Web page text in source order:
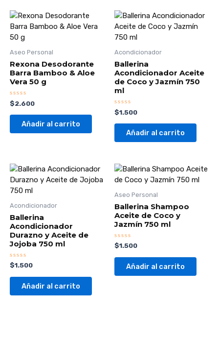
Aseo Personal
Rexona Desodorante
Barra Bamboo & Aloe
Vera 50 g
Valorado
con
0
$2.600
Añadir al carrito
Acondicionador
Ballerina
Acondicionador Aceite
de Coco y Jazmín 750
ml
Valorado
con
0
$1.500
Añadir al carrito
Acondicionador
Ballerina
Acondicionador
Durazno y Aceite de
Jojoba 750 ml
Valorado
con
0
$1.500
Añadir al carrito
Aseo Personal
Ballerina Shampoo
Aceite de Coco y
Jazmín 750 ml
Valorado
con
0
$1.500
Añadir al carrito